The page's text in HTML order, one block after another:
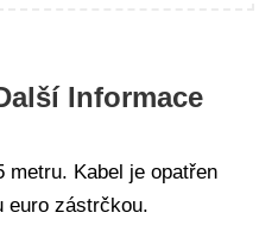
Informace
metru. Kabel je opatřen
euro zástrčkou.